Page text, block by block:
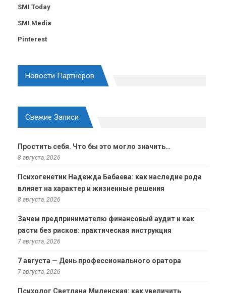
SMI Today
SMI Media
Pinterest
Новости Партнеров
Свежие Записи
Простить себя. Что бы это могло значить…
8 августа, 2026
Психогенетик Надежда Бабаева: как наследие рода
влияет на характер и жизненные решения
8 августа, 2026
Зачем предпринимателю финансовый аудит и как
расти без рисков: практическая инструкция
7 августа, 2026
7 августа — День профессионального оратора
7 августа, 2026
Психолог Светлана Миленская: как увеличить